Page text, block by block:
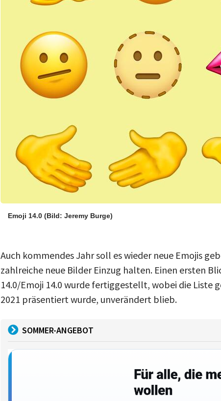
Emoji 14.0 (Bild: Jeremy Burge)
Auch kommendes Jahr soll es wieder neue Emojis
zahlreiche neue Bilder Einzug halten. Einen ersten
14.0/Emoji 14.0 wurde fertiggestellt, wobei die Liste
2021 präsentiert wurde, unverändert blieb.
SOMMER-ANGEBOT